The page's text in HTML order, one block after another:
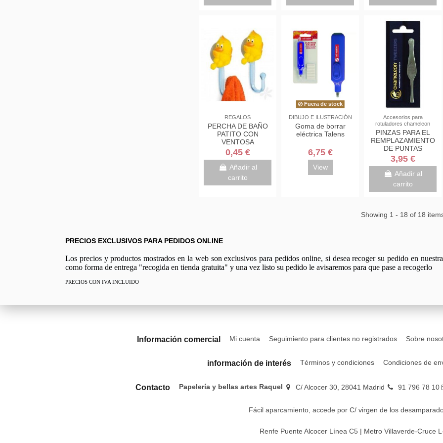
REGALOS
PERCHA DE BAÑO
PATITO CON
VENTOSA
0,45 €
Añadir al
carrito
Fuera de stock
DIBUJO E ILUSTRACIÓN
Goma de borrar
eléctrica Talens
6,75 €
View
Accesorios para
rotuladores chameleon
PINZAS PARA EL
REMPLAZAMIENTO
DE PUNTAS
CHAMELEON
3,95 €
Añadir al
carrito
Showing 1 - 18 of 18
PRECIOS EXCLUSIVOS PARA PEDIDOS ONLINE
Los precios y productos mostrados en la web son exclusivos para pedidos online, si desea recoger su pedido en
como forma de entrega "recogida en tienda gratuita" y una vez listo su pedido le avisaremos para que pase a recogerlo
PRECIOS CON IVA INCLUIDO
Información comercial Mi cuenta Seguimiento para clientes no registrados Sobre
información de interés Términos y condiciones Condiciones de
Contacto Papelería y bellas artes Raquel C/ Alcocer 30, 28041 Madrid 91 796 78 10
Fácil aparcamiento, accede por C/ virgen de los
Renfe Puente Alcocer Línea C5 | Metro Villaverde-Cruce